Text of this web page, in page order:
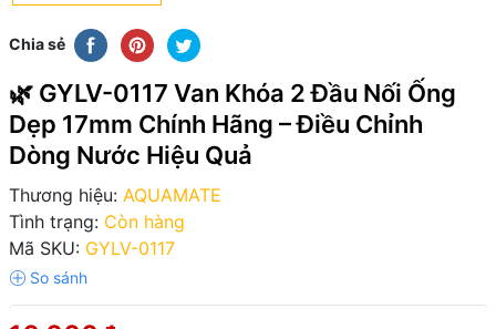
Chia sẻ
🌿 GYLV-0117 Van Khóa 2 Đầu Nối Ống
Dẹp 17mm Chính Hãng – Điều Chỉnh
Dòng Nước Hiệu Quả
Thương hiệu: AQUAMATE
Tình trạng: Còn hàng
Mã SKU: GYLV-0117